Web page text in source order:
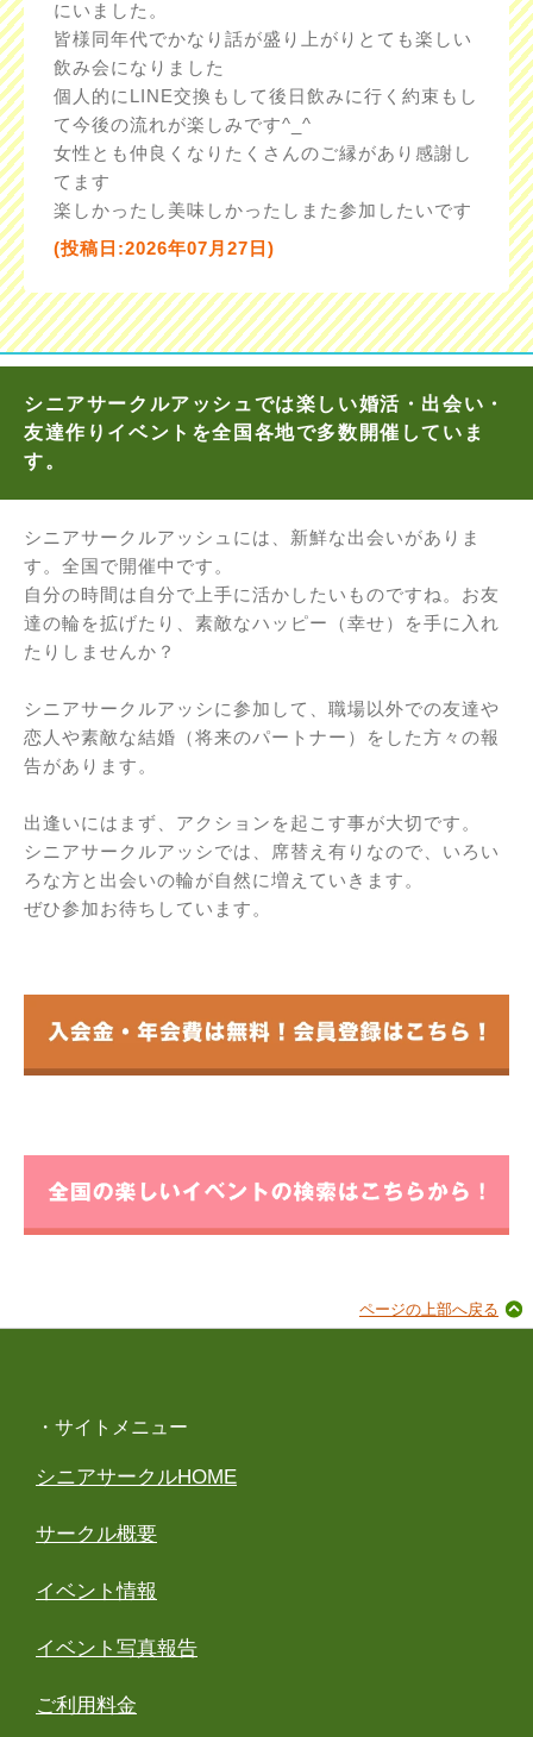
にいました。
皆様同年代でかなり話が盛り上がりとても楽しい
飲み会になりました
個人的にLINE交換もして後日飲みに行く約束もし
て今後の流れが楽しみです^_^
女性とも仲良くなりたくさんのご縁があり感謝し
てます
楽しかったし美味しかったしまた参加したいです
(投稿日:2026年07月27日)
シニアサークルアッシュでは楽しい婚活・出会い・
友達作りイベントを全国各地で多数開催していま
す。
シニアサークルアッシュには、新鮮な出会いがありま
す。全国で開催中です。
自分の時間は自分で上手に活かしたいものですね。お友
達の輪を拡げたり、素敵なハッピー（幸せ）を手に入れ
たりしませんか？
シニアサークルアッシに参加して、職場以外での友達や
恋人や素敵な結婚（将来のパートナー）をした方々の報
告があります。
出逢いにはまず、アクションを起こす事が大切です。
シニアサークルアッシでは、席替え有りなので、いろい
ろな方と出会いの輪が自然に増えていきます。
ぜひ参加お待ちしています。
ページの上部へ戻る
・サイトメニュー
シニアサークルHOME
サークル概要
イベント情報
イベント写真報告
ご利用料金